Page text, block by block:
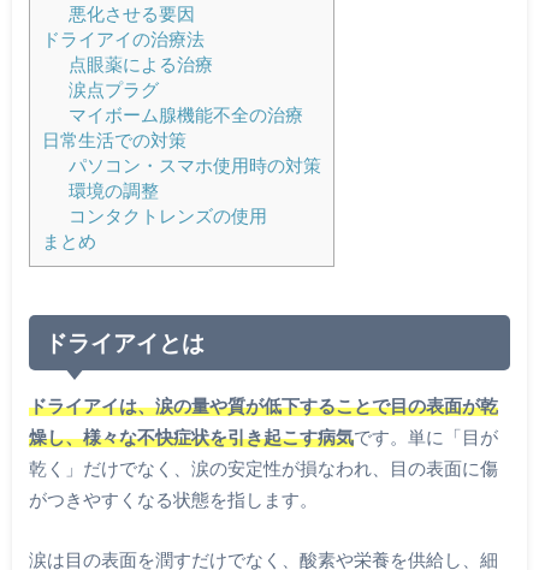
悪化させる要因
ドライアイの治療法
点眼薬による治療
涙点プラグ
マイボーム腺機能不全の治療
日常生活での対策
パソコン・スマホ使用時の対策
環境の調整
コンタクトレンズの使用
まとめ
ドライアイとは
ドライアイは、涙の量や質が低下することで目の表面が乾
燥し、様々な不快症状を引き起こす病気です。単に「目が
乾く」だけでなく、涙の安定性が損なわれ、目の表面に傷
がつきやすくなる状態を指します。
涙は目の表面を潤すだけでなく、酸素や栄養を供給し、細